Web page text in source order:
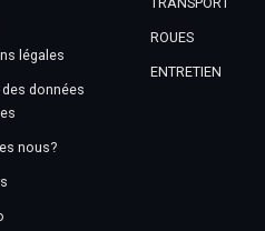
légales
données
nous?
ROUES
ENTRETIEN